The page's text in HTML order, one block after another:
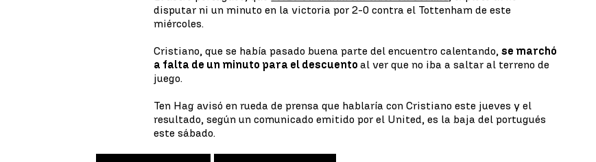
disputar ni un minuto en la victoria por 2-0 contra el Tottenham de este
miércoles.
Cristiano, que se había pasado buena parte del encuentro calentando,se marchó
a falta de un minuto para el descuentoal ver que no iba a saltar al terreno de
juego.
Ten Hag avisó en rueda de prensa que hablaría con Cristiano este jueves y el
resultado, según un comunicado emitido por el United, es la baja del portugués
este sábado.